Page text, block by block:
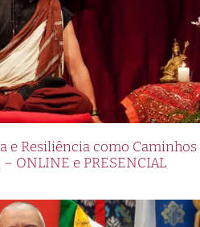
e Resiliência como Caminhos
ONLINE e PRESENCIAL